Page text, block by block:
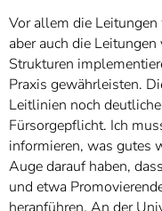
Vor allem die
aber auch die
Strukturen
Praxis gewährleisten.
Leitlinien noch
Fürsorgepflicht. Ich
informieren, was gutes
Auge darauf haben,
und etwa